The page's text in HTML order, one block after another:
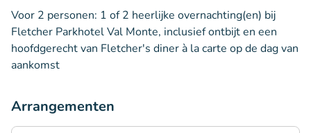
Voor 2 personen: 1 of 2 heerlijke overnachting(en) bij
Fletcher Parkhotel Val Monte, inclusief ontbijt en een
hoofdgerecht van Fletcher's diner à la carte op de dag van
aankomst
Arrangementen